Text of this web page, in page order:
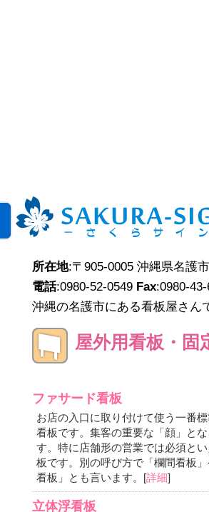
所在地:〒905-0005 沖縄県名護
電話:0980-52-0549 Fax:0980-
沖縄の名護市にある看板屋さん
屋外用看板・固
ファサード看板
お店の入口に取り付けて使う一番
看板です。集客の重要な「顔」とな
す。特に店舗形の営業では必須と
板です。別の呼び方で「欄間看板
看板」とも言います。[詳細]
立体浮看板